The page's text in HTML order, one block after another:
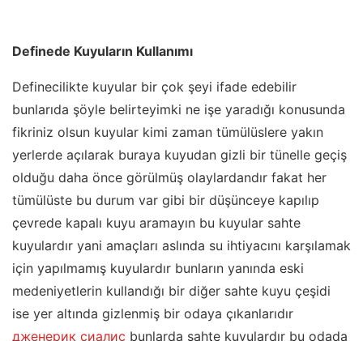
Definede Kuyuların Kullanımı
Definecilikte kuyular bir çok şeyi ifade edebilir
bunlarıda şöyle belirteyimki ne işe yaradığı konusunda
fikriniz olsun kuyular kimi zaman tümülüslere yakın
yerlerde açılarak buraya kuyudan gizli bir tünelle geçiş
olduğu daha önce görülmüş olaylardandır fakat her
tümülüste bu durum var gibi bir düşünceye kapılıp
çevrede kapalı kuyu aramayın bu kuyular sahte
kuyulardır yani amaçları aslında su ihtiyacını karşılamak
için yapılmamış kuyulardır bunların yanında eski
medeniyetlerin kullandığı bir diğer sahte kuyu çeşidi
ise yer altında gizlenmiş bir odaya çıkanlarıdır
дженерик сиалис bunlarda sahte kuyulardır bu odada